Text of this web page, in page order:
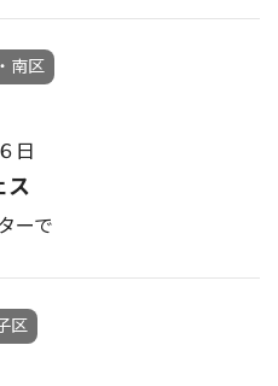
南区
日
ス
ーで
区